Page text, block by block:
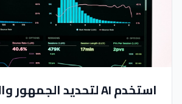
استخدم AI لتحديد الجمهور والمواضيع